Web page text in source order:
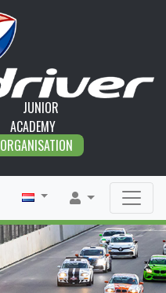
JUNIOR
ACADEMY
ORGANISATION